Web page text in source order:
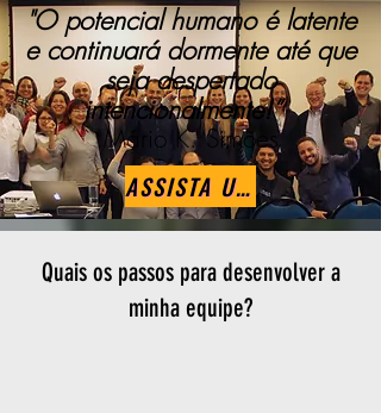
"O potencial humano é latente
e continuará dormente até que
seja despertado
intencionalmente!”
Mário K. Simões
ASSISTA UMA PALESTRA PARA GESTORES
Quais os passos para desenvolver a
minha equipe?